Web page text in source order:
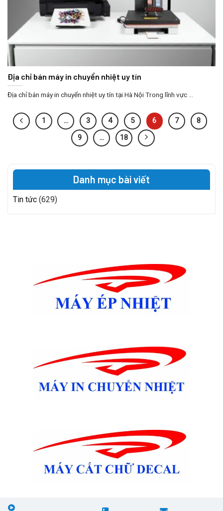
Danh mục bài viết
Tin tức (629)
Địa chỉ bán máy in chuyển nhiệt uy tín
Địa chỉ bán máy in chuyển nhiệt uy tín tại Hà Nội Trong lĩnh vực ...
1 … 3 4 5 6 7
8
9
… 18